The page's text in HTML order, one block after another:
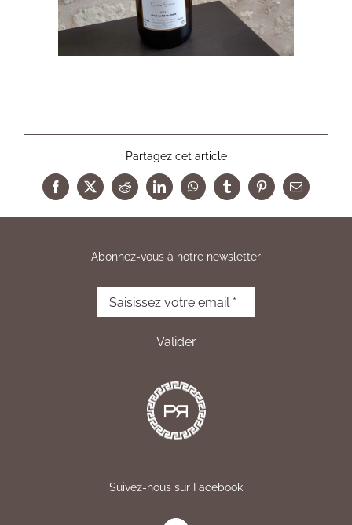
Partagez cet article
Facebook
X RedditLinkedInWhatsAppTumblrPinterestEmail
Abonnez-vous à notre newsletter
Suivez-nous sur Facebook